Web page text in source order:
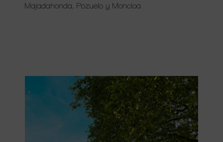
Majadahonda, Pozuelo y Moncloa.